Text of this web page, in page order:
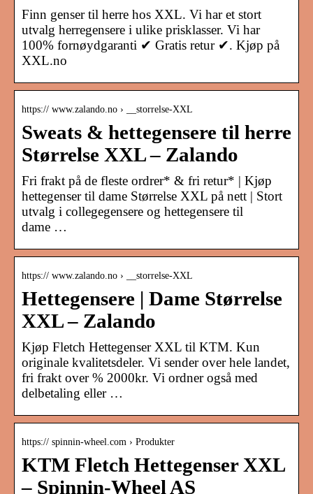
Finn genser til herre hos XXL. Vi har et stort
utvalg herregensere i ulike prisklasser. Vi har
100% fornøydgaranti ✔ Gratis retur ✔. Kjøp på
XXL.no
https:// www.zalando.no › __storrelse-XXL
Sweats & hettegensere til herre
Størrelse XXL – Zalando
Fri frakt på de fleste ordrer* & fri retur* | Kjøp
hettegenser til dame Størrelse XXL på nett | Stort
utvalg i collegegensere og hettegensere til
dame …
https:// www.zalando.no › __storrelse-XXL
Hettegensere | Dame Størrelse
XXL – Zalando
Kjøp Fletch Hettegenser XXL til KTM. Kun
originale kvalitetsdeler. Vi sender over hele landet,
fri frakt over % 2000kr. Vi ordner også med
delbetaling eller …
https:// spinnin-wheel.com › Produkter
KTM Fletch Hettegenser XXL
– Spinnin-Wheel AS